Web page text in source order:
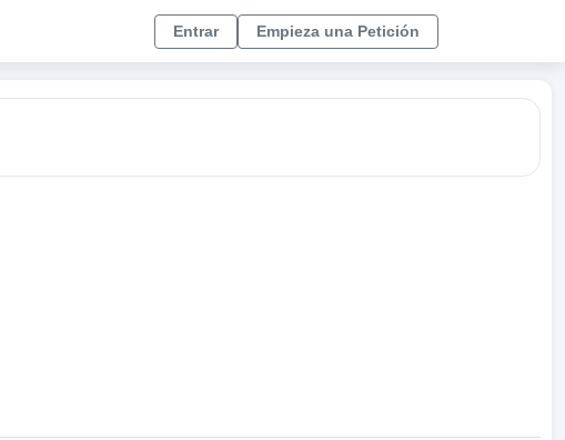
Entrar Empieza una Petición